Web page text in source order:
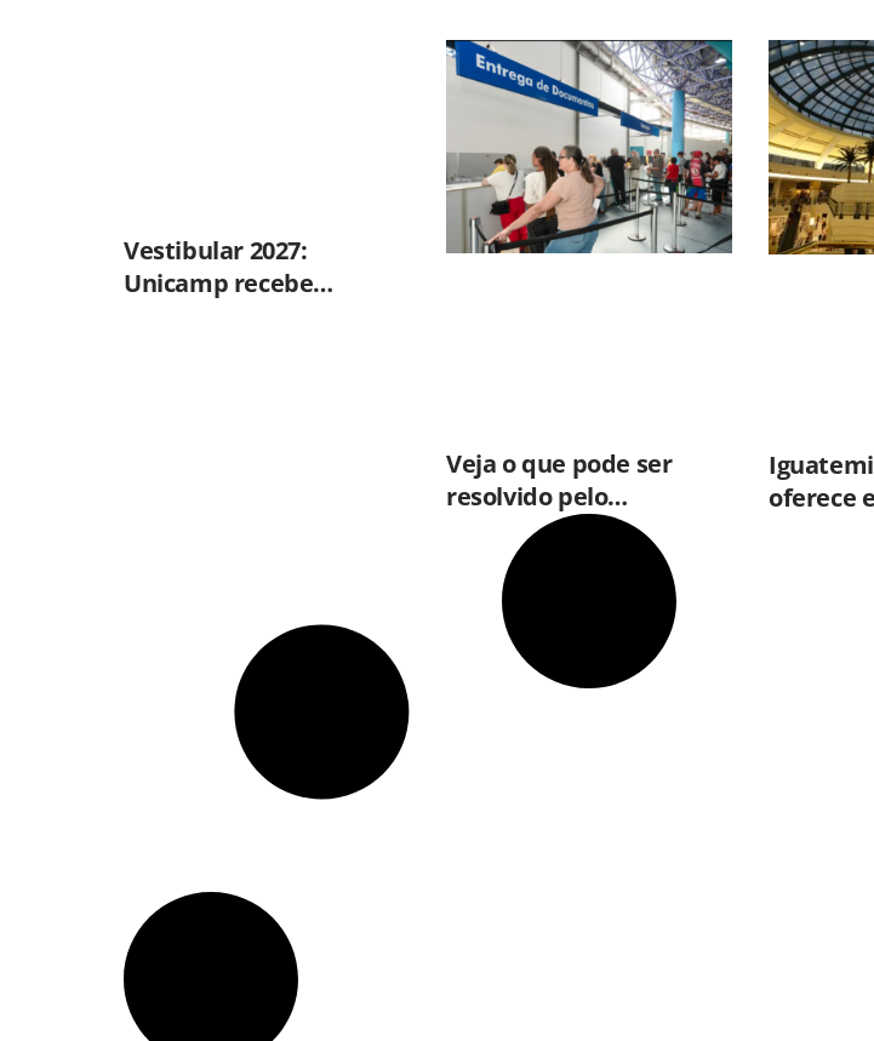
disponíveis para adoção
no Horto
guiado
(7)
Vestibular 2027:
Unicamp recebe
Veja o que pode ser
resolvido pelo
WhatsApp do
Poupatempo
oferece